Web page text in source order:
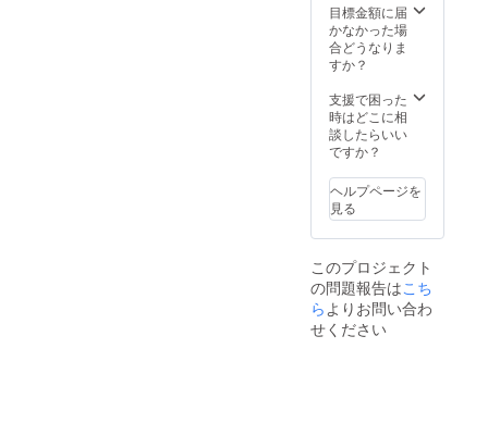
目標金額に届
かなかった場
合どうなりま
すか？
支援で困った
時はどこに相
談したらいい
ですか？
ヘルプページを
見る
このプロジェクト
の問題報告はこち
ら よりお問い合わ
せください